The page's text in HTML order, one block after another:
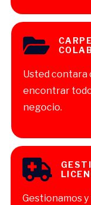
Usted contara
encontrar
negocio.
Gestionamos